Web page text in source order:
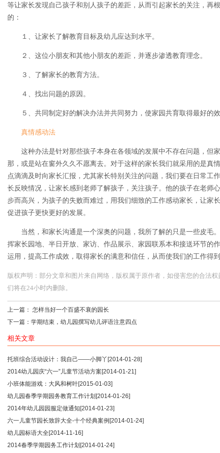
等让家长发现自己孩子和别人孩子的差距，从而引起家长的关注，再
的：
１、让家长了解教育目标及幼儿应达到水平。
２、这位小朋友和其他小朋友的差距，并逐步渗透教育理念。
３、了解家长的教育方法。
４、找出问题的原因。
５、共同制定好的解决办法并共同努力，使家园共育取得最好的
真情感动法
这种办法是针对那些孩子本身在各领域的发展中不存在问题，但
那，或是站在窗外久久不愿离去。对于这样的家长我们就采用的是真
点滴滴及时向家长汇报，尤其家长特别关注的问题，我们要在日常工
长反映情况，让家长感到老师了解孩子，关注孩子。他的孩子在老师
步而高兴，为孩子的失败而难过，用我们细致的工作感动家长，让家
促进孩子更快更好的发展。
当然，和家长沟通是一个深奥的问题，我所了解的只是一些皮毛
挥家长园地、半日开放、家访、作品展示、家园联系本和接送环节的
运用，提高工作成效，取得家长的满意和信任，从而使我们的工作得
版权声明：部分文章和图片来自网络，版权属于原作者，如侵害您的合法
们将在24小时内删除。
上一篇： 怎样当好一个百盛不衰的园长
下一篇： 学期结束，幼儿园撰写幼儿评语注意四点
相关文章
托班综合活动设计：我自己——小脚丫 [2014-01-28]
2014幼儿园庆“六一”儿童节活动方案 [2014-01-21]
小班体能游戏：大风和树叶[2015-01-03]
幼儿园春季学期园务教育工作计划 [2014-01-26]
2014年幼儿园园服定做通知 [2014-01-23]
六一儿童节园长致辞大全-十个经典案例 [2014-01-24]
幼儿园标语大全[2014-11-16]
2014春季学期园务工作计划 [2014-01-24]